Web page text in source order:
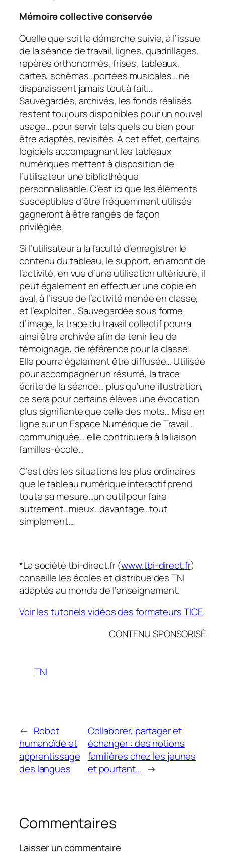
Mémoire collective conservée
Quelle que soit la démarche suivie, à l’issue
de la séance de travail, lignes, quadrillages,
repères orthonormés, frises, tableaux,
cartes, schémas…portées musicales… ne
disparaissent jamais tout à fait…
Sauvegardés, archivés, les fonds réalisés
restent toujours disponibles pour un nouvel
usage… pour servir tels quels ou bien pour
être adaptés, revisités. A cet effet, certains
logiciels accompagnant les tableaux
numériques mettent à disposition de
l’utilisateur une bibliothèque
personnalisable. C’est ici que les éléments
susceptibles d’être fréquemment utilisés
gagneront à être rangés de façon
privilégiée.
Si l’utilisateur a la faculté d’enregistrer le
contenu du tableau, le support, en amont de
l’activité, en vue d’une utilisation ultérieure, il
peut également en effectuer une copie en
aval, à l’issue de l’activité menée en classe,
et l’exploiter… Sauvegardée sous forme
d’image, la trace du travail collectif pourra
ainsi être archivée afin de tenir lieu de
témoignage, de référence pour la classe.
Elle pourra également être diffusée… Utilisée
pour accompagner un résumé, la trace
écrite de la séance… plus qu’une illustration,
ce sera pour certains élèves une évocation
plus signifiante que celle des mots… Mise en
ligne sur un Espace Numérique de Travail…
communiquée… elle contribuera à la liaison
familles-école…
C’est dès les situations les plus ordinaires
que le tableau numérique interactif prend
toute sa mesure…un outil pour faire
autrement…mieux…davantage…tout
simplement…
*La société tbi-direct.fr (www.tbi-direct.fr)
conseille les écoles et distribue des TNI
adaptés au monde de l’enseignement.
Voir les tutoriels vidéos des formateurs TICE.
CONTENU SPONSORISÉ
TNI
← Robot
humanoïde et
apprentissage
des langues
Collaborer, partager et
échanger : des notions
familières chez les jeunes
et pourtant… →
Commentaires
Laisser un commentaire